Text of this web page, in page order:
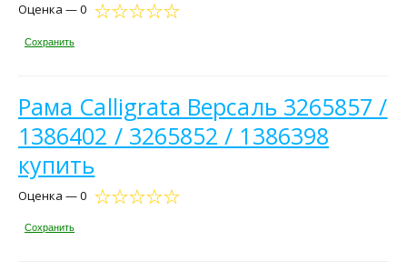
Оценка — 0
Сохранить
Рама Calligrata Версаль 3265857 /
1386402 / 3265852 / 1386398
купить
Оценка — 0
Сохранить